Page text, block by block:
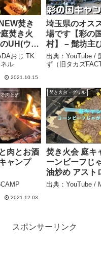
焚き
UH(ウル
台! ! –
おじ TK
ル
2021.10.15
埼玉県のオス
場です【彩の
村】 – 髭坊主
（旧タカズ
出典：YouTube /
ず（旧タカズ
肉とお酒
ャンプ
2021.12.03
焚き火台・グリル
焚き火会 庭キ
ーンビーフじ
油炒め アスト
ツ焚き火台 –
出典：YouTube /
スポンサーリンク